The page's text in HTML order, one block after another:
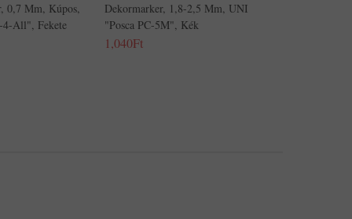
0,7 Mm, Kúpos,
All", Fekete
Dekormarker, 1,8-2,5 Mm, UNI
"Posca PC-5M", Kék
1,040Ft